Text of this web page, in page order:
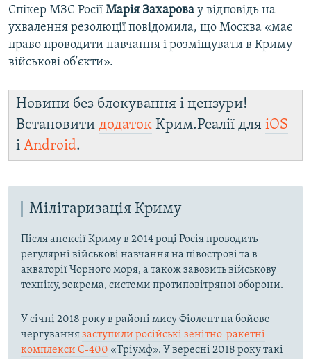
Спікер МЗС Росії Марія Захарова у відповідь на
ухвалення резолюції повідомила, що Москва «має
право проводити навчання і розміщувати в Криму
військові об'єкти».
Новини без блокування і цензури!
Встановити додаток Крим.Реалії для iOS
і Android.
Мілітаризація Криму
Після анексії Криму в 2014 році Росія проводить
регулярні військові навчання на півострові та в
акваторії Чорного моря, а також завозить військову
техніку, зокрема, системи протиповітряної оборони.
У січні 2018 року в районі мису Фіолент на бойове
чергуваннязаступили російські зенітно-ракетні
комплекси С-400 «Тріумф». У вересні 2018 року такі